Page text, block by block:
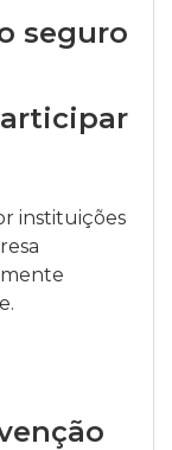
seguro
instituições